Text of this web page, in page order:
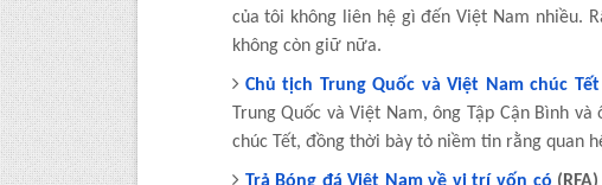
của tôi không liên hệ gì đến Việt Nam nhiều.
không còn giữ nữa.
Chủ tịch Trung Quốc và Việt Nam chúc
Trung Quốc và Việt Nam, ông Tập Cận Bình
chúc Tết, đồng thời bày tỏ niềm tin rằng quan
Trả Bóng đá Việt Nam về vị trí vốn có (RFA)